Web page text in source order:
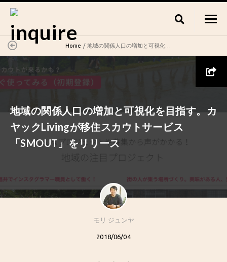
Home 地域の関係人口の増加と可視化を目指す。カヤックLivingが移住スカウトサービス「SMOUT」をリリース
地域の関係人口の増加と可視化を目指す。カ
ヤックLivingが移住スカウトサービス
「SMOUT」をリリース
モリ ジュンヤ
2018/06/04